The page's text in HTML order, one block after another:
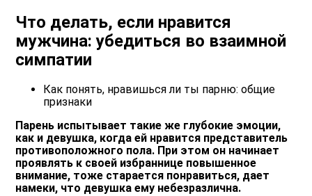
Что делать, если нравится
мужчина: убедиться во взаимной
симпатии
Как понять, нравишься ли ты парню: общие
признаки
Парень испытывает такие же глубокие эмоции,
как и девушка, когда ей нравится представитель
противоположного пола. При этом он начинает
проявлять к своей избраннице повышенное
внимание, тоже старается понравиться, дает
намеки, что девушка ему небезразлична.